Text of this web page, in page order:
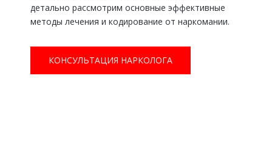
детально рассмотрим основные эффективные
методы лечения и кодирование от наркомании.
КОНСУЛЬТАЦИЯ НАРКОЛОГА